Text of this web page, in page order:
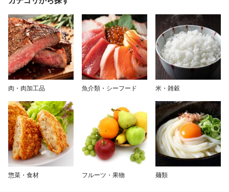
肉・肉加工品 魚介類・シーフード 米・雑穀
惣菜・食材 フルーツ・果物 麺類
サンキュー配送対象 レビューキャンペーン
キーワード
除外ワード